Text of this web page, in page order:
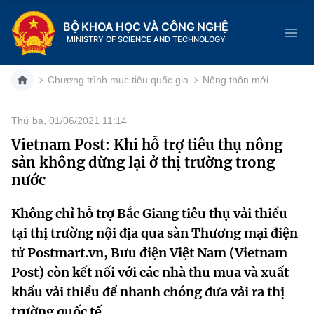
BỘ KHOA HỌC VÀ CÔNG NGHỆ
MINISTRY OF SCIENCE AND TECHNOLOGY
Danh mục
Trang chủ
Chức năng nhiệm vụ
Cơ cấu tổ chức
Lịch sử phát triển
Tin tức sự kiện
Khoa học và Công nghệ
Đổi mới sáng tạo
Dịch vụ công
Hệ thống văn bản
Chương trình mục tiêu quốc gia Nông thôn mới
Thứ ba, 01/06/2021 11:14
Vietnam Post: Khi hỗ trợ tiêu thụ nông
sản không dừng lại ở thị trường trong
nước
Không chỉ hỗ trợ Bắc Giang tiêu thụ vải thiều
tại thị trường nội địa qua sàn Thương mại điện
tử Postmart.vn, Bưu điện Việt Nam (Vietnam
Post) còn kết nối với các nhà thu mua và xuất
khẩu vải thiều để nhanh chóng đưa vải ra thị